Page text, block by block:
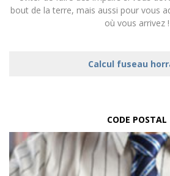
bout de la terre, mais aussi pour vous
où vous arrivez !
Calcul fuseau
CODE POSTAL